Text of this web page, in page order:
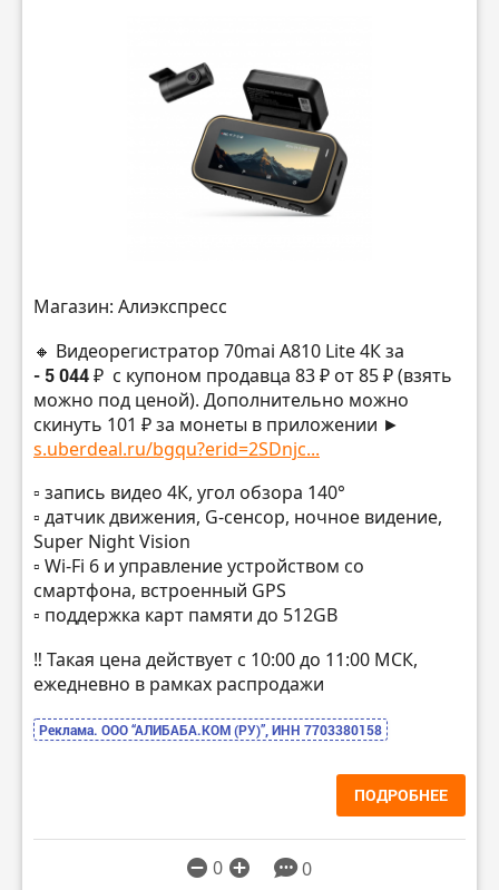
Магазин: Алиэкспресс
🔸 Видеорегистратор 70mai A810 Lite 4К за
- 5 044 ₽ с купоном продавца 83 ₽ от 85 ₽ (взять
можно под ценой). Дополнительно можно
скинуть 101 ₽ за монеты в приложении ►
s.uberdeal.ru/bgqu?erid=2SDnjc...
▫️ запись видео 4К, угол обзора 140°
▫️ датчик движения, G-сенсор, ночное видение,
Super Night Vision
▫️ Wi-Fi 6 и управление устройством со
смартфона, встроенный GPS
▫️ поддержка карт памяти до 512GB
‼️ Такая цена действует с 10:00 до 11:00 МСК,
ежедневно в рамках распродажи
Реклама. ООО “АЛИБАБА.КОМ (РУ)”, ИНН 7703380158
ПОДРОБНЕЕ
0 0